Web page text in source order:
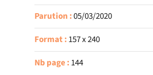
Parution :05/03/2020
Format : 157 x 240
Nb page : 144